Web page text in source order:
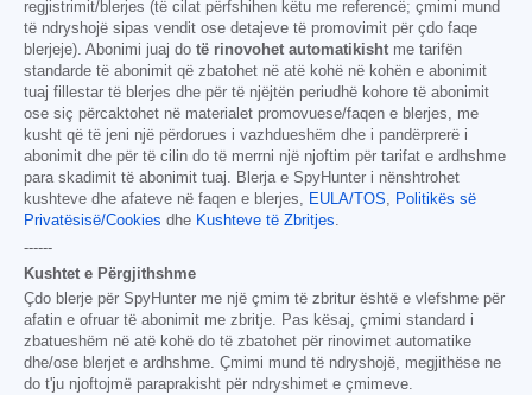
regjistrimit/blerjes (të cilat përfshihen këtu me referencë; çmimi mund
të ndryshojë sipas vendit ose detajeve të promovimit për çdo faqe
blerjeje). Abonimi juaj do të rinovohet automatikisht me tarifën
standarde të abonimit që zbatohet në atë kohë në kohën e abonimit
tuaj fillestar të blerjes dhe për të njëjtën periudhë kohore të abonimit
ose siç përcaktohet në materialet promovuese/faqen e blerjes, me
kusht që të jeni një përdorues i vazhdueshëm dhe i pandërprerë i
abonimit dhe për të cilin do të merrni një njoftim për tarifat e ardhshme
para skadimit të abonimit tuaj. Blerja e SpyHunter i nënshtrohet
kushteve dhe afateve në faqen e blerjes, EULA/TOS, Politikës së
Privatësisë/Cookies dhe Kushteve të Zbritjes.
------
Kushtet e Përgjithshme
Çdo blerje për SpyHunter me një çmim të zbritur është e vlefshme për
afatin e ofruar të abonimit me zbritje. Pas kësaj, çmimi standard i
zbatueshëm në atë kohë do të zbatohet për rinovimet automatike
dhe/ose blerjet e ardhshme. Çmimi mund të ndryshojë, megjithëse ne
do t'ju njoftojmë paraprakisht për ndryshimet e çmimeve.